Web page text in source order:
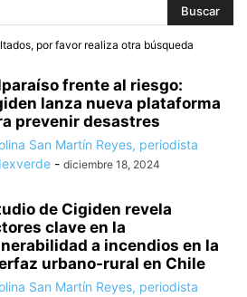
por favor realiza otra búsqueda
frente al riesgo:
lanza nueva plataforma
prevenir desastres
San Martín Reyes, periodista
- diciembre 18, 2024
de Cigiden revela
clave en la
a incendios en la
urbano-rural en Chile
San Martín Reyes, periodista